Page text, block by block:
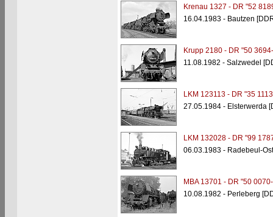
Krenau 1327 - DR "52
16.04.1983 - Bautzen
Krupp 2180 - DR "50
11.08.1982 - Salzwedel
LKM 123113 - DR "35
27.05.1984 - Elsterwerda
LKM 132028 - DR "99
06.03.1983 - Radebeul-
MBA 13701 - DR "50
10.08.1982 - Perleberg